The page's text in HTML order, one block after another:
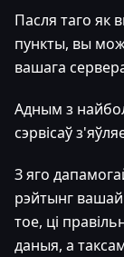
Пасля таго як
пункты, вы
вашага
Адным з
сэрвісаў
З яго
рэйтынг
тое, ці
даныя, а